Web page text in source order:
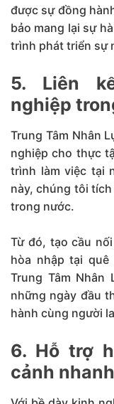
được sự đồng
bảo mang lại sự
trình phát triển sự
5. Liên
nghiệp
Trung Tâm Nhân
nghiệp cho thực
trình làm việc tại
này, chúng tôi
trong nước.
Từ đó, tạo cầu
hòa nhập tại
Trung Tâm
những ngày đầu
hành cùng người
6. Hỗ trợ
cảnh nhanh